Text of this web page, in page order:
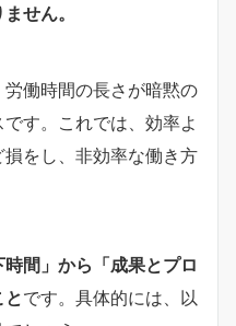
せん。
働時間の長さが暗黙の
す。これでは、効率よ
をし、非効率な働き方
間」から「成果とプロ
です。具体的には、以